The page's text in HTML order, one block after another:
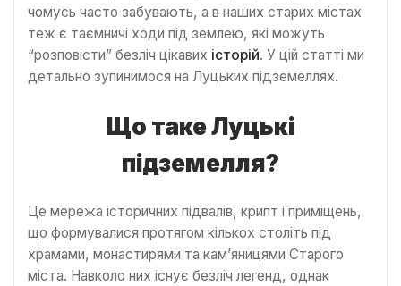
чомусь часто забувають, а в наших старих містах
теж є таємничі ходи під землею, які можуть
“розповісти” безліч цікавих історій. У цій статті ми
детально зупинимося на Луцьких підземеллях.
Що таке Луцькі
підземелля?
Це мережа історичних підвалів, крипт і приміщень,
що формувалися протягом кількох століть під
храмами, монастирями та кам’яницями Старого
міста. Навколо них існує безліч легенд, однак